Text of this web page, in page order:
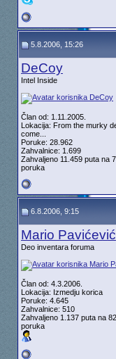
5.8.2006, 15:26
DeCoy
Intel Inside
Član od: 1.11.2005.
Lokacija: From the murky
come...
Poruke: 28.962
Zahvalnice: 1.699
Zahvaljeno 11.459 puta na
poruka
6.8.2006, 9:15
Mario Pavićević
Deo inventara foruma
Član od: 4.3.2006.
Lokacija: Izmedju korica
Poruke: 4.645
Zahvalnice: 510
Zahvaljeno 1.137 puta na
poruka